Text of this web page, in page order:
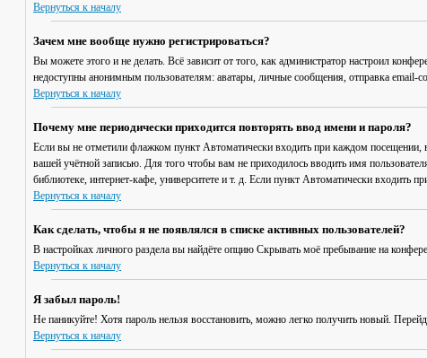
Вернуться к началу
Зачем мне вообще нужно регистрироваться?
Вы можете этого и не делать. Всё зависит от того, как администратор настроил
недоступны анонимным пользователям: аватары, личные сообщения, отправка email-
Вернуться к началу
Почему мне периодически приходится повторять ввод имени и пароля?
Если вы не отметили флажком пункт Автоматически входить при каждом посещении,
вашей учётной записью. Для того чтобы вам не приходилось вводить имя
библиотеке, интернет-кафе, университете и т. д. Если пункт Автоматически входить
Вернуться к началу
Как сделать, чтобы я не появлялся в списке активных пользователей?
В настройках личного раздела вы найдёте опцию Скрывать моё пребывание на
Вернуться к началу
Я забыл пароль!
Не паникуйте! Хотя пароль нельзя восстановить, можно легко получить новый.
Вернуться к началу